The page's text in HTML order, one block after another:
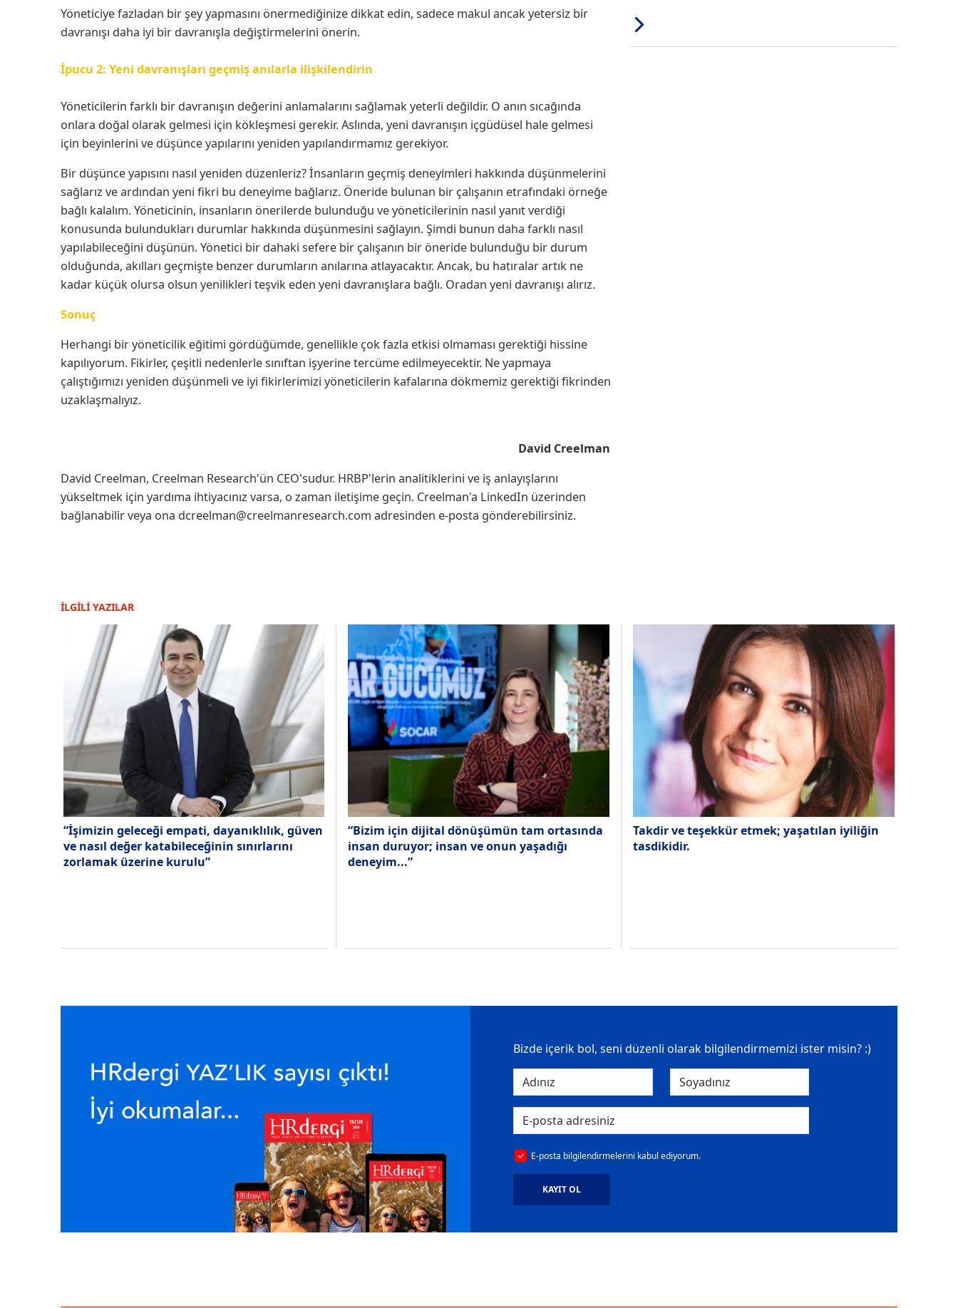
Yöneticiye fazladan bir şey yapmasını önermediğinize dikkat edin, sadece makul ancak yetersiz bir
davranışı daha iyi bir davranışla değiştirmelerini önerin.
İpucu 2: Yeni davranışları geçmiş anılarla ilişkilendirin
Yöneticilerin farklı bir davranışın değerini anlamalarını sağlamak yeterli değildir. O anın sıcağında
onlara doğal olarak gelmesi için kökleşmesi gerekir. Aslında, yeni davranışın içgüdüsel hale gelmesi
için beyinlerini ve düşünce yapılarını yeniden yapılandırmamız gerekiyor.
Bir düşünce yapısını nasıl yeniden düzenleriz? İnsanların geçmiş deneyimleri hakkında düşünmelerini
sağlarız ve ardından yeni fikri bu deneyime bağlarız. Öneride bulunan bir çalışanın etrafındaki örneğe
bağlı kalalım. Yöneticinin, insanların önerilerde bulunduğu ve yöneticilerinin nasıl yanıt verdiği
konusunda bulundukları durumlar hakkında düşünmesini sağlayın. Şimdi bunun daha farklı nasıl
yapılabileceğini düşünün. Yönetici bir dahaki sefere bir çalışanın bir öneride bulunduğu bir durum
olduğunda, akılları geçmişte benzer durumların anılarına atlayacaktır. Ancak, bu hatıralar artık ne
kadar küçük olursa olsun yenilikleri teşvik eden yeni davranışlara bağlı. Oradan yeni davranışı alırız.
Sonuç
Herhangi bir yöneticilik eğitimi gördüğümde, genellikle çok fazla etkisi olmaması gerektiği hissine
kapılıyorum. Fikirler, çeşitli nedenlerle sınıftan işyerine tercüme edilmeyecektir. Ne yapmaya
çalıştığımızı yeniden düşünmeli ve iyi fikirlerimizi yöneticilerin kafalarına dökmemiz gerektiği fikrinden
uzaklaşmalıyız.
David Creelman
David Creelman, Creelman Research'ün CEO'sudur. HRBP'lerin analitiklerini ve iş anlayışlarını
yükseltmek için yardıma ihtiyacınız varsa, o zaman iletişime geçin. Creelman'a LinkedIn üzerinden
bağlanabilir veya ona dcreelman@creelmanresearch.com adresinden e-posta gönderebilirsiniz.
İLGİLİ YAZILAR
“İşimizin geleceği empati, dayanıklılık, güven
ve nasıl değer katabileceğinin sınırlarını
zorlamak üzerine kurulu”
“Bizim için dijital dönüşümün tam ortasında
insan duruyor; insan ve onun yaşadığı
deneyim...”
Takdir ve teşekkür etmek; yaşatılan iyiliğin
tasdikidir.
Bizde içerik bol, seni düzenli olarak bilgilendirmemizi ister misin? :)
E-posta bilgilendirmelerini kabul ediyorum.
KAYIT OL